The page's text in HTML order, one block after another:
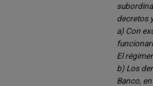
decretos
a) Con
El
b) Los
Banco,